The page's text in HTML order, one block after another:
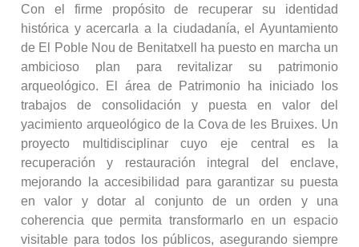
Con el firme propósito de recuperar su identidad
histórica y acercarla a la ciudadanía, el Ayuntamiento
de El Poble Nou de Benitatxell ha puesto en marcha un
ambicioso plan para revitalizar su patrimonio
arqueológico. El área de Patrimonio ha iniciado los
trabajos de consolidación y puesta en valor del
yacimiento arqueológico de la Cova de les Bruixes. Un
proyecto multidisciplinar cuyo eje central es la
recuperación y restauración integral del enclave,
mejorando la accesibilidad para garantizar su puesta
en valor y dotar al conjunto de un orden y una
coherencia que permita transformarlo en un espacio
visitable para todos los públicos, asegurando siempre